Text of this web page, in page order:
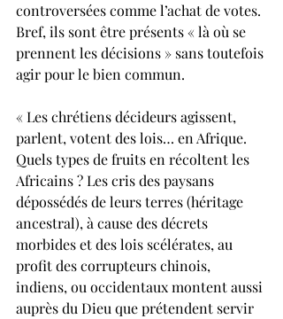
controversées comme l’achat de votes.
Bref, ils sont être présents « là où se
prennent les décisions » sans toutefois
agir pour le bien commun.
« Les chrétiens décideurs agissent,
parlent, votent des lois… en Afrique.
Quels types de fruits en récoltent les
Africains ? Les cris des paysans
dépossédés de leurs terres (héritage
ancestral), à cause des décrets
morbides et des lois scélérates, au
profit des corrupteurs chinois,
indiens, ou occidentaux montent aussi
auprès du Dieu que prétendent servir